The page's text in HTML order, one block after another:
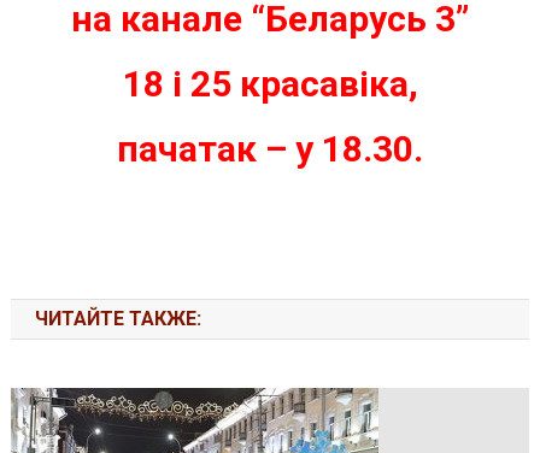
на канале “Беларусь 3”
18 і 25 красавіка,
пачатак – у 18.30.
ЧИТАЙТЕ ТАКЖЕ: